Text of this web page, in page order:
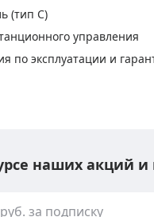
(тип C)
управления
по эксплуатации и
наших акций и